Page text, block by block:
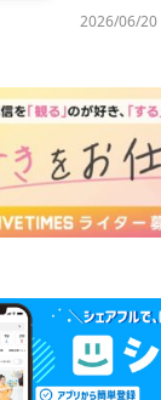
2026/06/20